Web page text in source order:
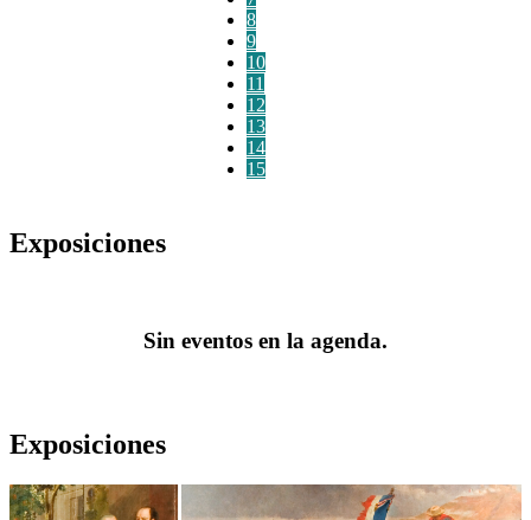
8
9
10
11
12
13
14
15
Exposiciones
Sin eventos en la agenda.
Exposiciones